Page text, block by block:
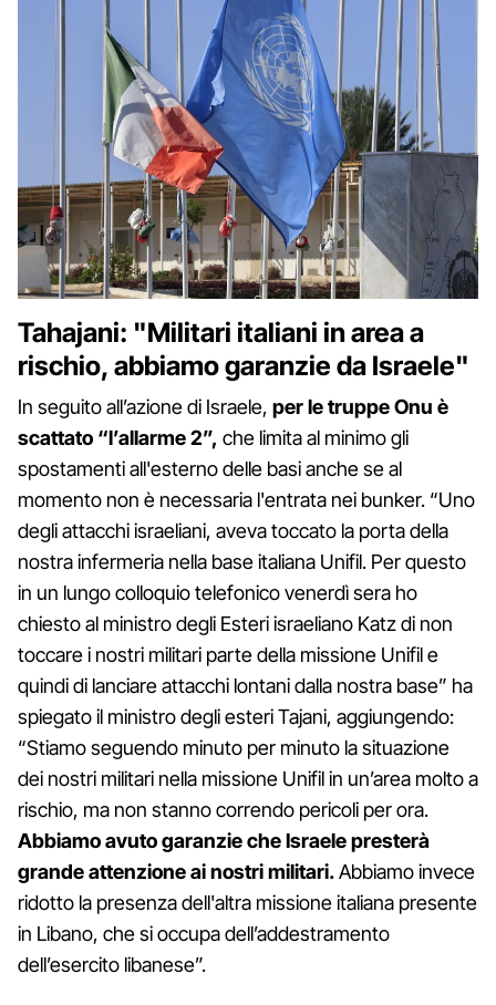
Tahajani: "Militari italiani in area a
rischio, abbiamo garanzie da Israele"
In seguito all’azione di Israele, per le truppe Onu è
scattato “l’allarme 2”, che limita al minimo gli
spostamenti all'esterno delle basi anche se al
momento non è necessaria l'entrata nei bunker. “Uno
degli attacchi israeliani, aveva toccato la porta della
nostra infermeria nella base italiana Unifil. Per questo
in un lungo colloquio telefonico venerdì sera ho
chiesto al ministro degli Esteri israeliano Katz di non
toccare i nostri militari parte della missione Unifil e
quindi di lanciare attacchi lontani dalla nostra base” ha
spiegato il ministro degli esteri Tajani, aggiungendo:
“Stiamo seguendo minuto per minuto la situazione
dei nostri militari nella missione Unifil in un’area molto a
rischio, ma non stanno correndo pericoli per ora.
Abbiamo avuto garanzie che Israele presterà
grande attenzione ai nostri militari.Abbiamo invece
ridotto la presenza dell'altra missione italiana presente
in Libano, che si occupa dell’addestramento
dell’esercito libanese”.